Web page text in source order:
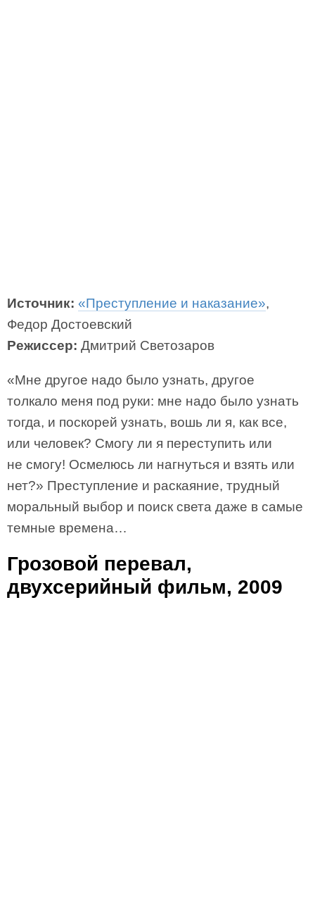
Источник: «Преступление и наказание»,
Федор Достоевский
Режиссер: Дмитрий Светозаров
«Мне другое надо было узнать, другое
толкало меня под руки: мне надо было узнать
тогда, и поскорей узнать, вошь ли я, как все,
или человек? Смогу ли я переступить или
не смогу! Осмелюсь ли нагнуться и взять или
нет?» Преступление и раскаяние, трудный
моральный выбор и поиск света даже в самые
темные времена…
Грозовой перевал,
двухсерийный фильм, 2009